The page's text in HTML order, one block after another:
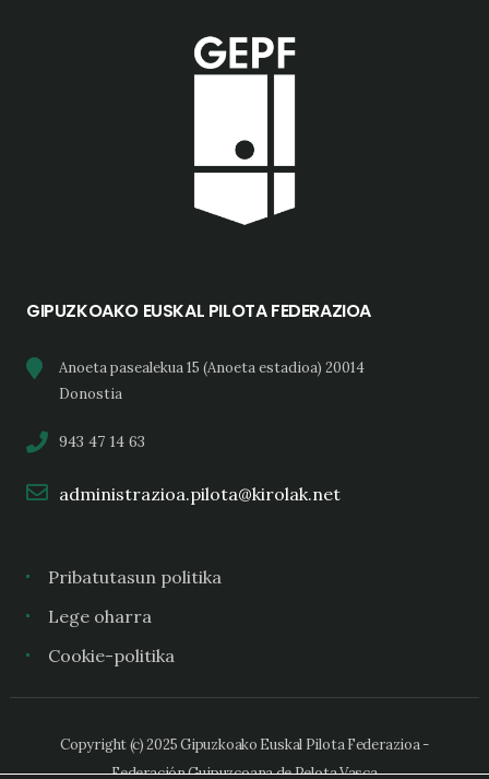
GIPUZKOAKO EUSKAL PILOTA FEDERAZIOA
Anoeta pasealekua 15 (Anoeta estadioa) 20014
Donostia
943 47 14 63
administrazioa.pilota@kirolak.net
Pribatutasun politika
Lege oharra
Cookie-politika
Copyright (c) 2025 Gipuzkoako Euskal Pilota Federazioa -
Federación Guipuzcoana de Pelota Vasca